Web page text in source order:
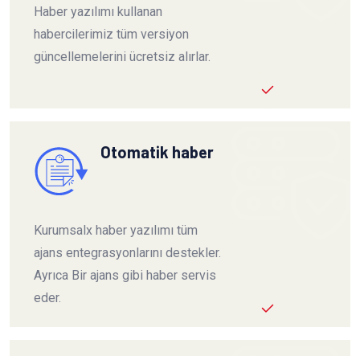
Haber yazılımı kullanan
habercilerimiz tüm versiyon
güncellemelerini ücretsiz alırlar.
Otomatik haber
Kurumsalx haber yazılımı tüm
ajans entegrasyonlarını destekler.
Ayrıca Bir ajans gibi haber servis
eder.